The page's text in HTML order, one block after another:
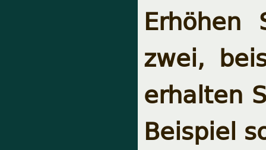
zwei,
erhalten
Beispiel